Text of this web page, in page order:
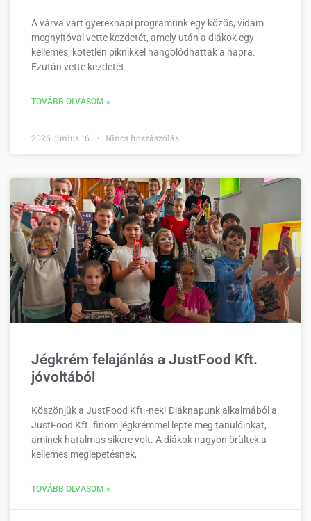
A várva várt gyereknapi programunk egy közös, vidám
megnyitóval vette kezdetét, amely után a diákok egy
kellemes, kötetlen piknikkel hangolódhattak a napra.
Ezután vette kezdetét
TOVÁBB OLVASOM »
2026. június 16. Nincs hozzászólás
Jégkrém felajánlás a JustFood Kft.
jóvoltából
Köszönjük a JustFood Kft.-nek! Diáknapunk alkalmából a
JustFood Kft. finom jégkrémmel lepte meg tanulóinkat,
aminek hatalmas sikere volt. A diákok nagyon örültek a
kellemes meglepetésnek,
TOVÁBB OLVASOM »